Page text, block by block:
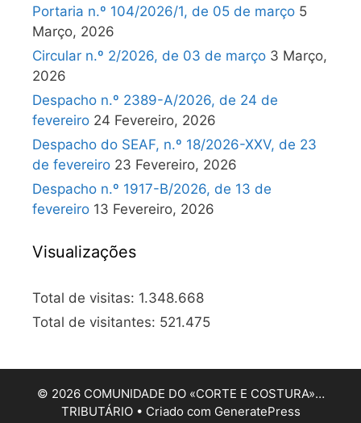
Portaria n.º 104/2026/1, de 05 de março 5
Março, 2026
Circular n.º 2/2026, de 03 de março 3 Março,
2026
Despacho n.º 2389-A/2026, de 24 de
fevereiro 24 Fevereiro, 2026
Despacho do SEAF, n.º 18/2026-XXV, de 23
de fevereiro 23 Fevereiro, 2026
Despacho n.º 1917-B/2026, de 13 de
fevereiro 13 Fevereiro, 2026
Visualizações
Total de visitas: 1.348.668
Total de visitantes: 521.475
© 2026 COMUNIDADE DO «CORTE E COSTURA»…
TRIBUTÁRIO• Criado com GeneratePress